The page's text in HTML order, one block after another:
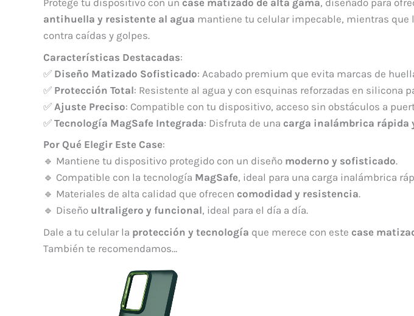
Protege tu dispositivo con un case matizado de alta gama, diseñado para
antihuella y resistente al agua mantiene tu celular impecable, mientras que
contra caídas y golpes.
Características Destacadas:
✅ Diseño Matizado Sofisticado: Acabado premium que evita marcas de
✅ Protección Total: Resistente al agua y con esquinas reforzadas en silicona
✅ Ajuste Preciso: Compatible con tu dispositivo, acceso sin obstáculos a
✅ Tecnología MagSafe Integrada: Disfruta de una carga inalámbrica rápida
Por Qué Elegir Este Case:
🔹 Mantiene tu dispositivo protegido con un diseño moderno y sofisticado.
🔹 Compatible con la tecnología MagSafe, ideal para una carga inalámbrica
🔹 Materiales de alta calidad que ofrecen comodidad y resistencia.
🔹 Diseño ultraligero y funcional, ideal para el día a día.
Dale a tu celular la protección y tecnología que merece con este case
También te recomendamos…